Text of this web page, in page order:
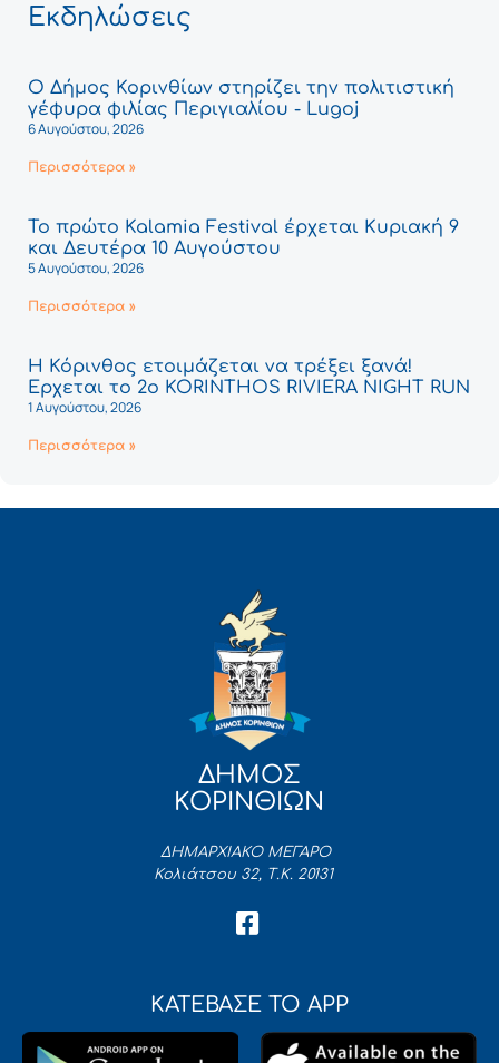
Εκδηλώσεις
Ο Δήμος Κορινθίων στηρίζει την πολιτιστική
γέφυρα φιλίας Περιγιαλίου - Lugoj
6 Αυγούστου, 2026
Περισσότερα »
Το πρώτο Kalamia Festival έρχεται Κυριακή 9
και Δευτέρα 10 Αυγούστου
5 Αυγούστου, 2026
Περισσότερα »
Η Κόρινθος ετοιμάζεται να τρέξει ξανά!
Έρχεται το 2ο KORINTHOS RIVIERA NIGHT RUN
1 Αυγούστου, 2026
Περισσότερα »
ΔΗΜΟΣ
ΚΟΡΙΝΘΙΩΝ
ΔΗΜΑΡΧΙΑΚΟ ΜΕΓΑΡΟ
Κολιάτσου 32, Τ.Κ. 20131
ΚΑΤΕΒΑΣΕ ΤΟ APP